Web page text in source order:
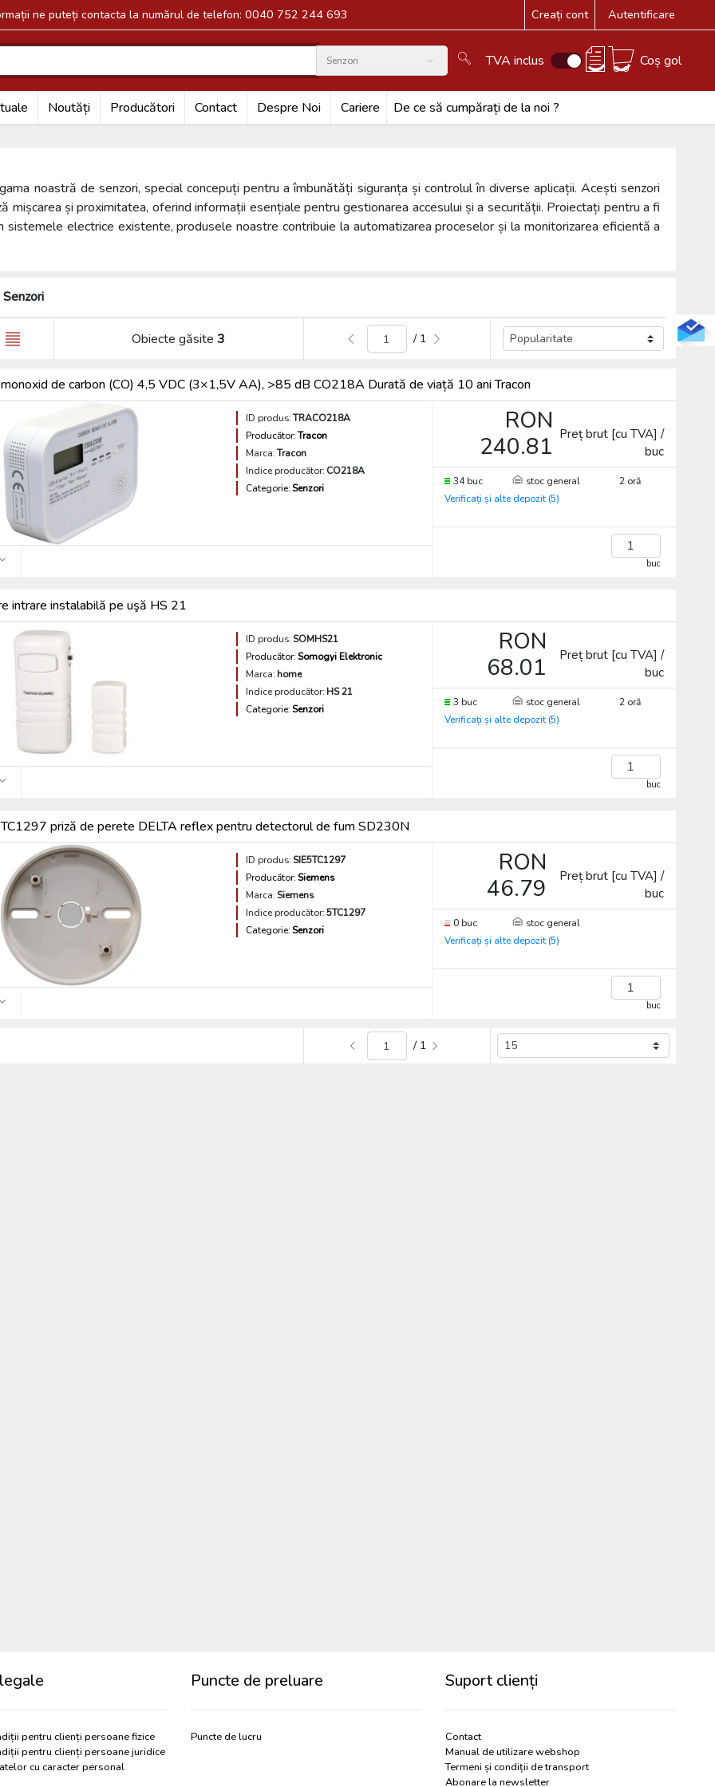
ne puteți contacta la numărul de telefon: 0040 752 244 693 Creați cont Autentificare
Senzori
Search TVA inclus Coș gol
Noutăți Producători Contact Despre Noi Cariere De ce să cumpărați de la noi ?
noastră de senzori, special concepuți pentru a îmbunătăți siguranța și controlul în diverse aplicații. Acești senzori
mișcarea și proximitatea, oferind informații esențiale pentru gestionarea accesului și a securității. Proiectați pentru a fi
sistemele electrice existente, produsele noastre contribuie la automatizarea proceselor și la monitorizarea eficientă a
Senzori
Obiecte găsite 3 / 1
de carbon (CO) 4,5 VDC (3×1,5V AA), >85 dB CO218A Durată de viață 10 ani Tracon
ID produs: TRACO218A
Producător: Tracon
Marca: Tracon
Indice producător: CO218A
Categorie: Senzori
RON
240.81 Preț brut [cu TVA] /
buc
34 buc stoc general
2 oră
Verificați și alte depozit (5)
buc
intrare instalabilă pe uşă HS 21
ID produs: SOMHS21
Producător: Somogyi Elektronic
Marca: home
Indice producător: HS 21
Categorie: Senzori
RON
68.01
Preț brut [cu TVA] /
buc
3 buc stoc general
2 oră
Verificați și alte depozit (5)
buc
priză de perete DELTA reflex pentru detectorul de fum SD230N
ID produs: SIE5TC1297
Producător: Siemens
Marca: Siemens
Indice producător: 5TC1297
Categorie: Senzori
RON
46.79
Preț brut [cu TVA] /
buc
0 buc
stoc general
Verificați și alte depozit (5)
buc
/ 1
pentru clienți persoane fizice
pentru clienți persoane juridice
cu caracter personal
Puncte de preluare
Puncte de lucru
Suport clienți
Contact
Manual de utilizare webshop
Termeni și condiții de transport
Abonare la newsletter